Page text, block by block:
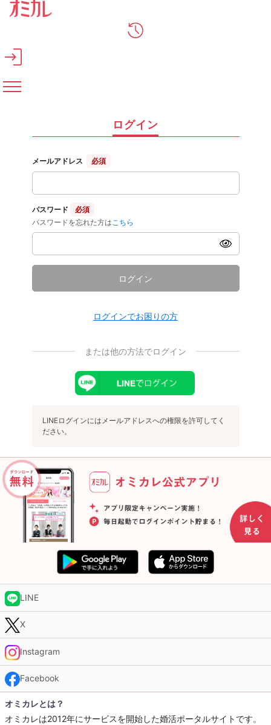
メインコンテンツへスキップ
ログイン
メールアドレス 必須
パスワード
必須
パスワードを忘れた方は こちら
ログイン
ログインでお困りの方
または他の方法でログイン
LINEログインにはメールアドレスへの権限を許可してく
ださい。
LINE
X
Instagram
Facebook
オミカレとは？
オミカレは2012年にサービスを開始した婚活ポータルサイトです。